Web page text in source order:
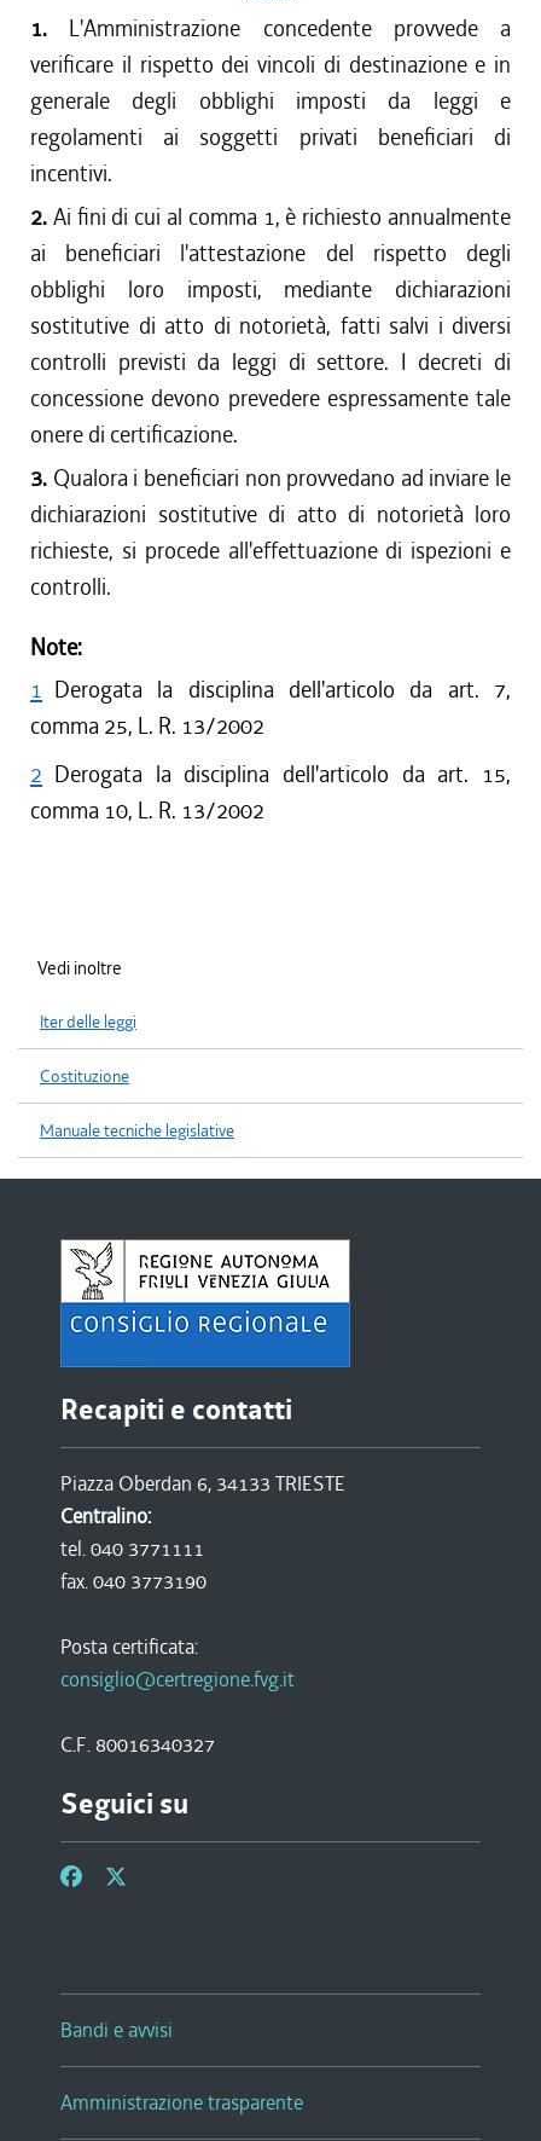
1. L'Amministrazione concedente provvede a
verificare il rispetto dei vincoli di destinazione e in
generale degli obblighi imposti da leggi e
regolamenti ai soggetti privati beneficiari di
incentivi.
2. Ai fini di cui al comma 1, è richiesto annualmente
ai beneficiari l'attestazione del rispetto degli
obblighi loro imposti, mediante dichiarazioni
sostitutive di atto di notorietà, fatti salvi i diversi
controlli previsti da leggi di settore. I decreti di
concessione devono prevedere espressamente tale
onere di certificazione.
3. Qualora i beneficiari non provvedano ad inviare le
dichiarazioni sostitutive di atto di notorietà loro
richieste, si procede all'effettuazione di ispezioni e
controlli.
Note:
1 Derogata la disciplina dell'articolo da art. 7,
comma 25, L. R. 13/2002
2 Derogata la disciplina dell'articolo da art. 15,
comma 10, L. R. 13/2002
Vedi inoltre
Iter delle leggi
Costituzione
Manuale tecniche legislative
Recapiti e contatti
Piazza Oberdan 6, 34133 TRIESTE
Centralino:
tel. 040 3771111
fax. 040 3773190
Posta certificata:
consiglio@certregione.fvg.it
C.F. 80016340327
Seguici su
Bandi e avvisi
Amministrazione trasparente